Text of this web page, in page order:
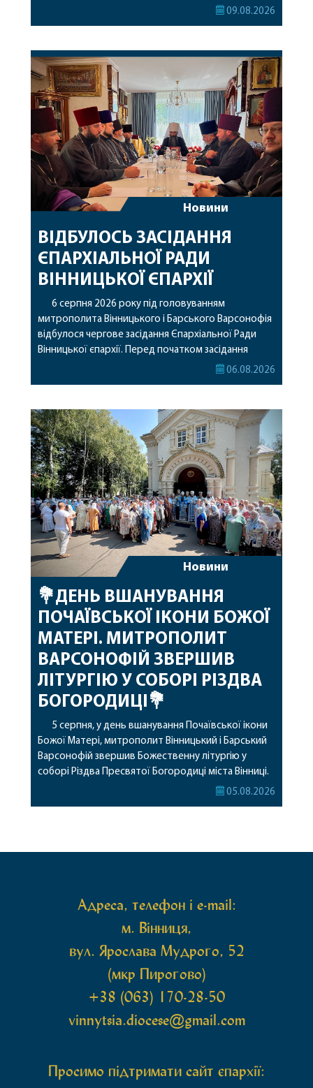
Жмеринки. Перед початком богослужіння
часткою її святих мощей. Митрополиту
Варсонофію співслужили секретар єпархії
архімандрит Єнох (Торак), благочинний
Жмеринського округу протоієрей Ярослав
Коромчевський, клірики […]
09.08.2026
Новини
ВІДБУЛОСЬ ЗАСІДАННЯ
ЄПАРХІАЛЬНОЇ РАДИ
ВІННИЦЬКОЇ ЄПАРХІЇ
6 серпня 2026 року під головуванням
митрополита Вінницького і Барського Варсонофія
відбулося чергове засідання Єпархіальної Ради
Вінницької єпархії. Перед початком засідання
секретар Єпархіальної Ради від імені членів Ради
побажавши йому міцного здоров’я, Божої
допомоги, миру, духовної радості та
благословенних успіхів у подальшому
архіпастирському служінні. […]
06.08.2026
Новини
💐ДЕНЬ ВШАНУВАННЯ
ПОЧАЇВСЬКОЇ ІКОНИ БОЖОЇ
МАТЕРІ. МИТРОПОЛИТ
ВАРСОНОФІЙ ЗВЕРШИВ
ЛІТУРГІЮ У СОБОРІ РІЗДВА
БОГОРОДИЦІ💐
5 серпня, у день вшанування Почаївської ікони
Божої Матері, митрополит Вінницький і Барський
Варсонофій звершив Божественну літургію у
соборі Різдва Пресвятої Богородиці міста Вінниці.
Його Високопреосвященству співслужили05.08.2026
Адреса, телефон і e-mail:
м. Вінниця,
вул. Ярослава Мудрого, 52
(мкр Пирогово)
+38 (063) 170-28-50
vinnytsia.diocese@gmail.com
Просимо підтримати сайт єпархії: